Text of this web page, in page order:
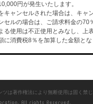
円が発生いたします。
ャンセルされた場合は、キャ
ルの場合は、ご請求料金の70
使用は不正使用とみなし、上
消費税8％を加算した金額とな
は著作権法により無断使用は固く禁じ